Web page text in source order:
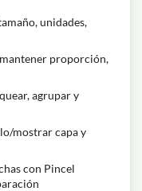
unidades,
proporción,
agrupar y
mostrar capa y
con Pincel